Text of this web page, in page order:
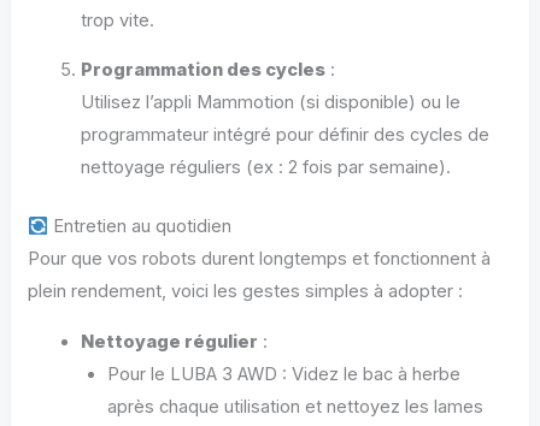
trop vite.
Programmation des cycles :
Utilisez l’appli Mammotion (si disponible) ou le
programmateur intégré pour définir des cycles de
nettoyage réguliers (ex : 2 fois par semaine).
Entretien au quotidien
Pour que vos robots durent longtemps et fonctionnent à
plein rendement, voici les gestes simples à adopter :
Nettoyage régulier :
Pour le LUBA 3 AWD : Videz le bac à herbe
après chaque utilisation et nettoyez les lames